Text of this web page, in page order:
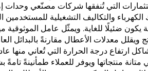
التي تُنفقها شركات مصنّعي
والتكاليف التشغيلية
يكون ضئيلًا للغاية. ويمثّل عامل
معدلات الأعطال مقارنةً بالبدائل
ارتفاع درجة الحرارة التي تُعاني منها
منتجاتها ويوفر للعملاء طمأنينةً تامةً